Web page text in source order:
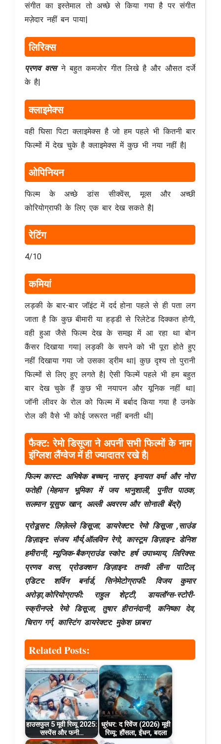
संगीत का इस्तेमाल तो अच्छे से किया गया है पर संगीत
मज़ेदार नहीं बन पाया|
लिरिक्स
प्रणव वत्सने बहुत कमजोर गीत लिखे है और औसत दर्जे
के है|
क्लाइमेक्स
वही घिसा पिटा क्लाइमेक्स है जो हम पहले भी कितनी बार
फिल्मों में देख चुके है क्लाइमेक्स में कुछ भी नया नहीं है|
ओपिनियन
फिल्म के अच्छे डांस सीक्वेंस, मूव्स और अच्छी
कोरियोग्राफी के लिए एक बार देख सकते है|
रेटिंग
4/10
कमियां
लड़की के बार-बार जॉइंट में दर्द होना पहले से ही पता लग
जाता है कि कुछ बीमारी या हड्डी से रिलेटेड दिक्कत होगी,
वही हुआ जैसे फिल्म देख के समझ में आ रहा था बोन
कैंसर दिखाया गया| लड़की के सपने को भी पूरा होते हुए
नहीं दिखाया गया जो उसका ड्रीम था| कुछ दृश्य तो पुरानी
फिल्मों से लिए हुए लगते है| ऐसी फिल्में पहले भी हम बहुत
बार देख चुके हैं कुछ भी नयापन और यूनिक नहीं था|
जॉनी लीवर के रोल को फिल्म में बर्बाद किया गया है उनके
रोल की वैसे भी कोई जरूरत नहीं बनती थी|
फैक्ट: रेमो डिसूजा ने अपनी सभी फिल्मों के नाम
इंग्लिश लैंग्वेज में ही ज्यादातर रखे है|
फिल्म कास्ट: अभिषेक बच्चन, नासर, इनायत वर्मा और नोरा
फतेही (मेहमान भूमिका में जय भानुशाली, पुनीत पाठक,
सलमान यूसुफ खान, अल्ली अवररम और सोनाली बेंद्रे)
प्रोडूसर: लिज़ेल्ले डिसूजा, डायरेक्टर: रेमो डिसूजा ,साउंड
डिज़ाइन: संजय मौर्य,ऑलविन रेगो, कास्टूम डिज़ाइन: डेनिश
हमीरानी, म्यूजिक-बैकग्राउंड स्कोर: हर्ष उपाध्याय, लिरिक्स:
प्रणव वत्स, प्रोडक्शन डिज़ाइन: तनवी लीना पाटिल,
एडिटर: शर्विन बर्नार्ड, सिनेमेटोग्राफी: विजय कुमार
अरोड़ा,कोरियोग्राफी: राहुल शेट्टी, डायलॉग्स-स्टोरी-
स्क्रीनप्ले:
रेमो डिसूजा, तुषार हीरानंदानी, कनिष्का देव,
चिराग गर्ग, कास्टिंग डायरेक्टर: मुकेश छाबरा
Related Posts:
हाउसफुल 5 मूवी रिव्यू 2025:
सस्पेंस और फनी…
धुरंधर: द रिवेंज (2026) मूवी
रिव्यू: हौंसला, ईंधन, बदला